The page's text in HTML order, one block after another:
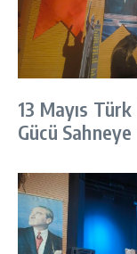
13 Mayıs
Gücü Sahneye